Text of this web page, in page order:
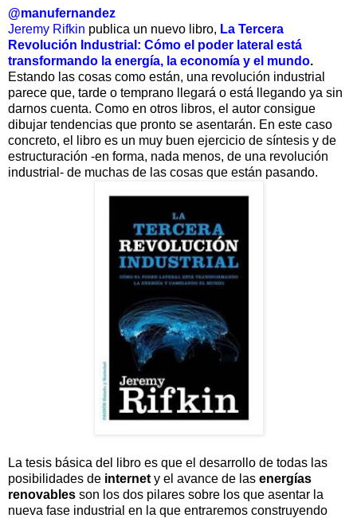
@manufernandez
Jeremy Rifkin publica un nuevo libro, La Tercera
Revolución Industrial: Cómo el poder lateral está
transformando la energía, la economía y el mundo.
Estando las cosas como están, una revolución industrial
parece que, tarde o temprano llegará o está llegando ya sin
darnos cuenta. Como en otros libros, el autor consigue
dibujar tendencias que pronto se asentarán. En este caso
concreto, el libro es un muy buen ejercicio de síntesis y de
estructuración -en forma, nada menos, de una revolución
industrial- de muchas de las cosas que están pasando.
La tesis básica del libro es que el desarrollo de todas las
posibilidades de internet y el avance de las energías
renovables son los dos pilares sobre los que asentar la
nueva fase industrial en la que entraremos construyendo